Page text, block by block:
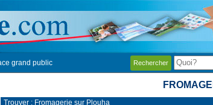
grand public Rechercher
Trouver : Fromagerie sur Plouha